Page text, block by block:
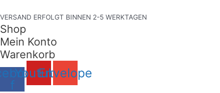
VERSAND ERFOLGT BINNEN 2-5 WERKTAGEN
Shop
Mein Konto
Warenkorb
f
YoutubeEnvelope